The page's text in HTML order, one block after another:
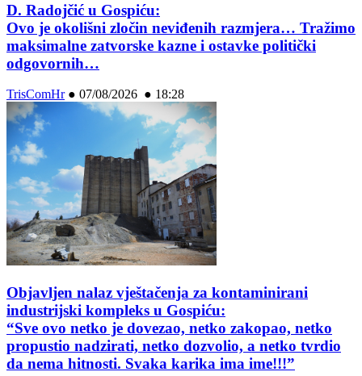
D. Radojčić u Gospiću:
Ovo je okolišni zločin neviđenih razmjera… Tražimo
maksimalne zatvorske kazne i ostavke politički
odgovornih…
TrisComHr● 07/08/2026 ● 18:28
Objavljen nalaz vještačenja za kontaminirani
industrijski kompleks u Gospiću:
“Sve ovo netko je dovezao, netko zakopao, netko
propustio nadzirati, netko dozvolio, a netko tvrdio
da nema hitnosti. Svaka karika ima ime!!!”